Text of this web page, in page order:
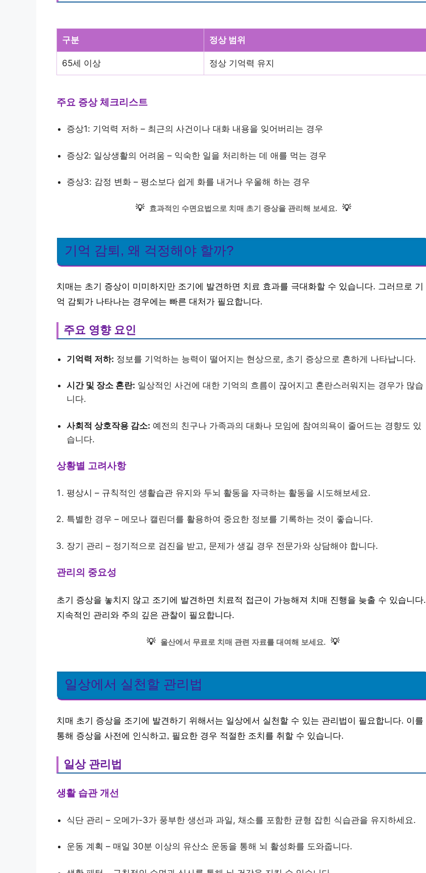
구분 정상 범위
65세 이상 정상 기억력 유지
주요 증상 체크리스트
증상1: 기억력 저하 – 최근의 사건이나 대화 내용을 잊어버리는 경우
증상2: 일상생활의 어려움 – 익숙한 일을 처리하는 데 애를 먹는 경우
증상3: 감정 변화 – 평소보다 쉽게 화를 내거나 우울해 하는 경우
💡 효과적인 수면요법으로 치매 초기 증상을 관리해 보세요. 💡
기억 감퇴, 왜 걱정해야 할까?
치매는 초기 증상이 미미하지만 조기에 발견하면 치료 효과를 극대화할 수 있습니다. 그러므로 기
억 감퇴가 나타나는 경우에는 빠른 대처가 필요합니다.
주요 영향 요인
기억력 저하: 정보를 기억하는 능력이 떨어지는 현상으로, 초기 증상으로 흔하게 나타납니다.
시간 및 장소 혼란: 일상적인 사건에 대한 기억의 흐름이 끊어지고 혼란스러워지는 경우가 많습
니다.
사회적 상호작용 감소: 예전의 친구나 가족과의 대화나 모임에 참여의욕이 줄어드는 경향도 있
습니다.
상황별 고려사항
평상시 – 규칙적인 생활습관 유지와 두뇌 활동을 자극하는 활동을 시도해보세요.
특별한 경우 – 메모나 캘린더를 활용하여 중요한 정보를 기록하는 것이 좋습니다.
장기 관리 – 정기적으로 검진을 받고, 문제가 생길 경우 전문가와 상담해야 합니다.
관리의 중요성
초기 증상을 놓치지 않고 조기에 발견하면 치료적 접근이 가능해져 치매 진행을 늦출 수 있습니다.
지속적인 관리와 주의 깊은 관찰이 필요합니다.
💡 울산에서 무료로 치매 관련 자료를 대여해 보세요. 💡
일상에서 실천할 관리법
치매 초기 증상을 조기에 발견하기 위해서는 일상에서 실천할 수 있는 관리법이 필요합니다. 이를
통해 증상을 사전에 인식하고, 필요한 경우 적절한 조치를 취할 수 있습니다.
일상 관리법
생활 습관 개선
식단 관리 – 오메가-3가 풍부한 생선과 과일, 채소를 포함한 균형 잡힌 식습관을 유지하세요.
운동 계획 – 매일 30분 이상의 유산소 운동을 통해 뇌 활성화를 도와줍니다.